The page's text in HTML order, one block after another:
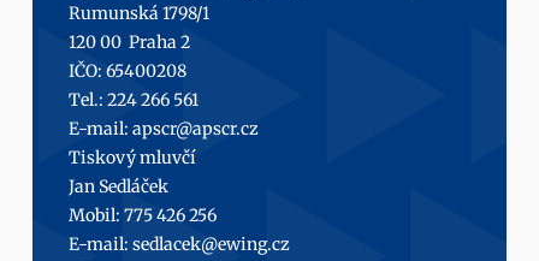
Rumunská 1798/1
120 00  Praha 2
IČO: 65400208
Tel.: 224 266 561
E-mail: apscr@apscr.cz
Tiskový mluvčí
Jan Sedláček
Mobil: 775 426 256
E-mail: sedlacek@ewing.cz